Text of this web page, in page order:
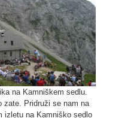
na Kamniškem sedlu.
zate. Pridruži se nam na
izletu na Kamniško sedlo